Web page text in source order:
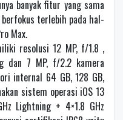
banyak fitur yang sama
terlebih pada hal-
Max.
resolusi 12 MP, f/1.8 ,
dan 7 MP, f/2.2 kamera
internal 64 GB, 128 GB,
sistem operasi iOS 13
Lightning + 4×1.8 GHz